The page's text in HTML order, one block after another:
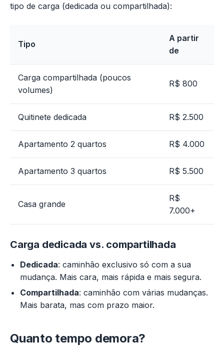
tipo de carga (dedicada ou compartilhada):
Tipo
A partir
de
Carga compartilhada (poucos
volumes)
R$ 800
Quitinete dedicada R$ 2.500
Apartamento 2 quartos R$ 4.000
Apartamento 3 quartos R$ 5.500
Casa grande
R$
7.000+
Carga dedicada vs. compartilhada
Dedicada: caminhão exclusivo só com a sua
mudança. Mais cara, mais rápida e mais segura.
Compartilhada: caminhão com várias mudanças.
Mais barata, mas com prazo maior.
Quanto tempo demora?